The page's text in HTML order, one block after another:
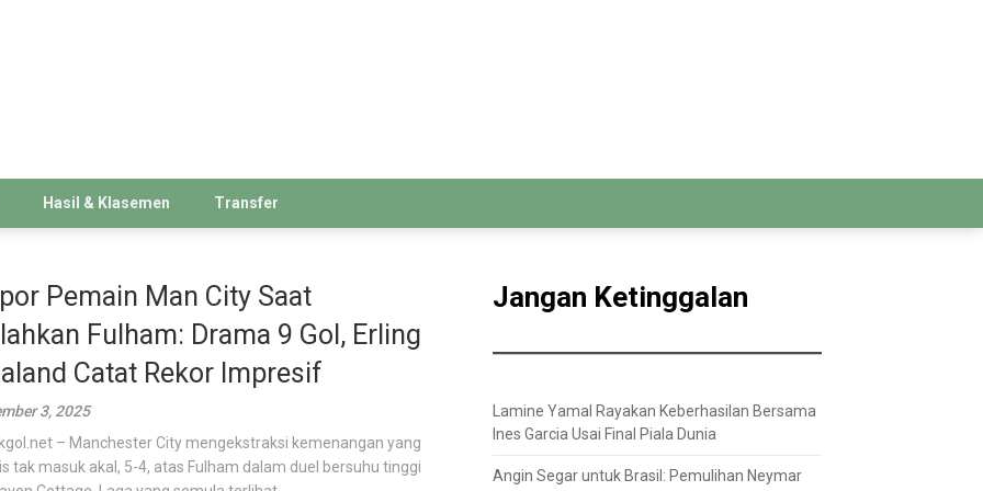
Hasil & Klasemen Transfer
Pemain Man City Saat
Fulham: Drama 9 Gol, Erling
Catat Rekor Impresif
3, 2025
– Manchester City mengekstraksi kemenangan yang
tak masuk akal, 5-4, atas Fulham dalam duel bersuhu tinggi
Jangan Ketinggalan
Lamine Yamal Rayakan Keberhasilan Bersama
Ines Garcia Usai Final Piala Dunia
Angin Segar untuk Brasil: Pemulihan Neymar